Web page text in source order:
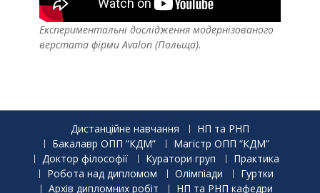
Експериментальні дослідження модернізованого
верстата фірми Avalon (Польща).
Дистанційне навчання
НП та РНП
Бакалавр ОПП “КДМ”
Магістр ОПП “КДМ”
Доктор філософії
Куратори груп
Практика
Робота над дипломом
Олімпіади
Гуртки
Архів дипломних робіт
НП та РНП кафедри